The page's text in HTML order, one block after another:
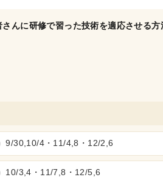
んに研修で習った技術を適応させる方
9/30,10/4・11/4,8・12/2,6
10/3,4・11/7,8・12/5,6